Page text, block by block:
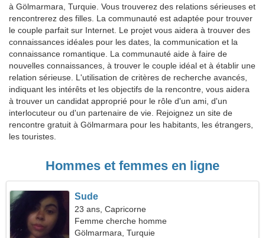
à Gölmarmara, Turquie. Vous trouverez des relations sérieuses et
rencontrerez des filles. La communauté est adaptée pour trouver
le couple parfait sur Internet. Le projet vous aidera à trouver des
connaissances idéales pour les dates, la communication et la
connaissance romantique. La communauté aide à faire de
nouvelles connaissances, à trouver le couple idéal et à établir une
relation sérieuse. L'utilisation de critères de recherche avancés,
indiquant les intérêts et les objectifs de la rencontre, vous aidera
à trouver un candidat approprié pour le rôle d'un ami, d'un
interlocuteur ou d'un partenaire de vie. Rejoignez un site de
rencontre gratuit à Gölmarmara pour les habitants, les étrangers,
les touristes.
Hommes et femmes en ligne
Sude
23 ans, Capricorne
Femme cherche homme
Gölmarmara, Turquie